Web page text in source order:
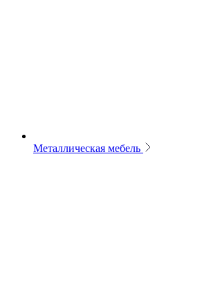
Металлическая мебель